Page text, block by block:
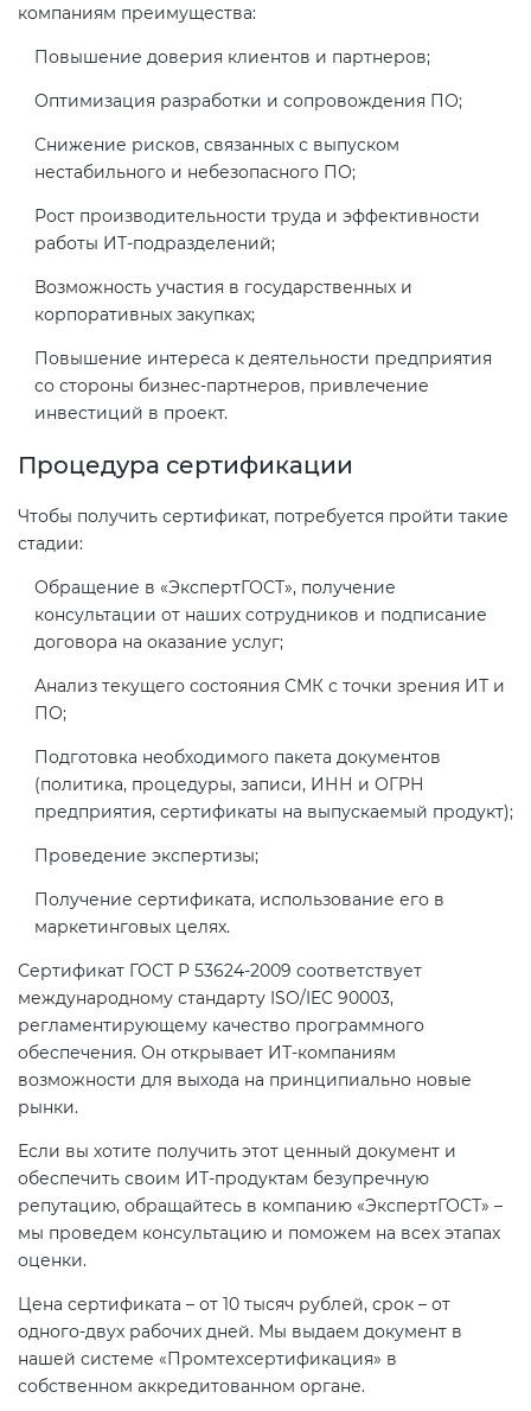
компаниям преимущества:
Повышение доверия клиентов и партнеров;
Оптимизация разработки и сопровождения ПО;
Снижение рисков, связанных с выпуском
нестабильного и небезопасного ПО;
Рост производительности труда и эффективности
работы ИТ-подразделений;
Возможность участия в государственных и
корпоративных закупках;
Повышение интереса к деятельности предприятия
со стороны бизнес-партнеров, привлечение
инвестиций в проект.
Процедура сертификации
Чтобы получить сертификат, потребуется пройти такие
стадии:
Обращение в «ЭкспертГОСТ», получение
консультации от наших сотрудников и подписание
договора на оказание услуг;
Анализ текущего состояния СМК с точки зрения ИТ и
ПО;
Подготовка необходимого пакета документов
(политика, процедуры, записи, ИНН и ОГРН
предприятия, сертификаты на выпускаемый продукт);
Проведение экспертизы;
Получение сертификата, использование его в
маркетинговых целях.
Сертификат ГОСТ Р 53624-2009 соответствует
международному стандарту ISO/IEC 90003,
регламентирующему качество программного
обеспечения. Он открывает ИТ-компаниям
возможности для выхода на принципиально новые
рынки.
Если вы хотите получить этот ценный документ и
обеспечить своим ИТ-продуктам безупречную
репутацию, обращайтесь в компанию «ЭкспертГОСТ» –
мы проведем консультацию и поможем на всех этапах
оценки.
Цена сертификата – от 10 тысяч рублей, срок – от
одного-двух рабочих дней. Мы выдаем документ в
нашей системе «Промтехсертификация» в
собственном аккредитованном органе.
электромагнитной
совместимости (ТР ТС 020)
(ТР ТС 007)
Сертификация товаров легкой
промышленности (ТР ТС 017)
Сертификация промышленного
Сертификация средств
019)
Действующие технические